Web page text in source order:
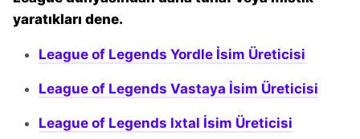
yaratıkları dene.
League of Legends Yordle İsim Üreticisi
League of Legends Vastaya İsim Üreticisi
League of Legends Ixtal İsim Üreticisi